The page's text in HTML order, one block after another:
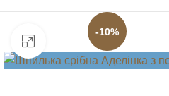
-10%
Click to enlarge